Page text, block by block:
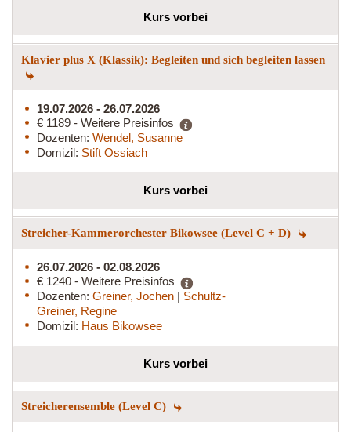
Kurs vorbei
Klavier plus X (Klassik): Begleiten und sich begleiten lassen
19.07.2026 - 26.07.2026
€ 1189 - Weitere Preisinfos
Dozenten: Wendel, Susanne
Domizil: Stift Ossiach
Kurs vorbei
Streicher-Kammerorchester Bikowsee (Level C + D)
26.07.2026 - 02.08.2026
€ 1240 - Weitere Preisinfos
Dozenten: Greiner, Jochen | Schultz-
Greiner, Regine
Domizil: Haus Bikowsee
Kurs vorbei
Streicherensemble (Level C)